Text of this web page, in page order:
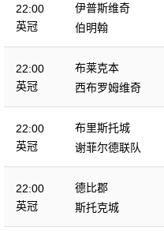
22:00
英冠
伊普斯维奇
伯明翰
22:00
英冠
布莱克本
西布罗姆维奇
22:00
英冠
布里斯托城
谢菲尔德联队
22:00
英冠
德比郡
斯托克城